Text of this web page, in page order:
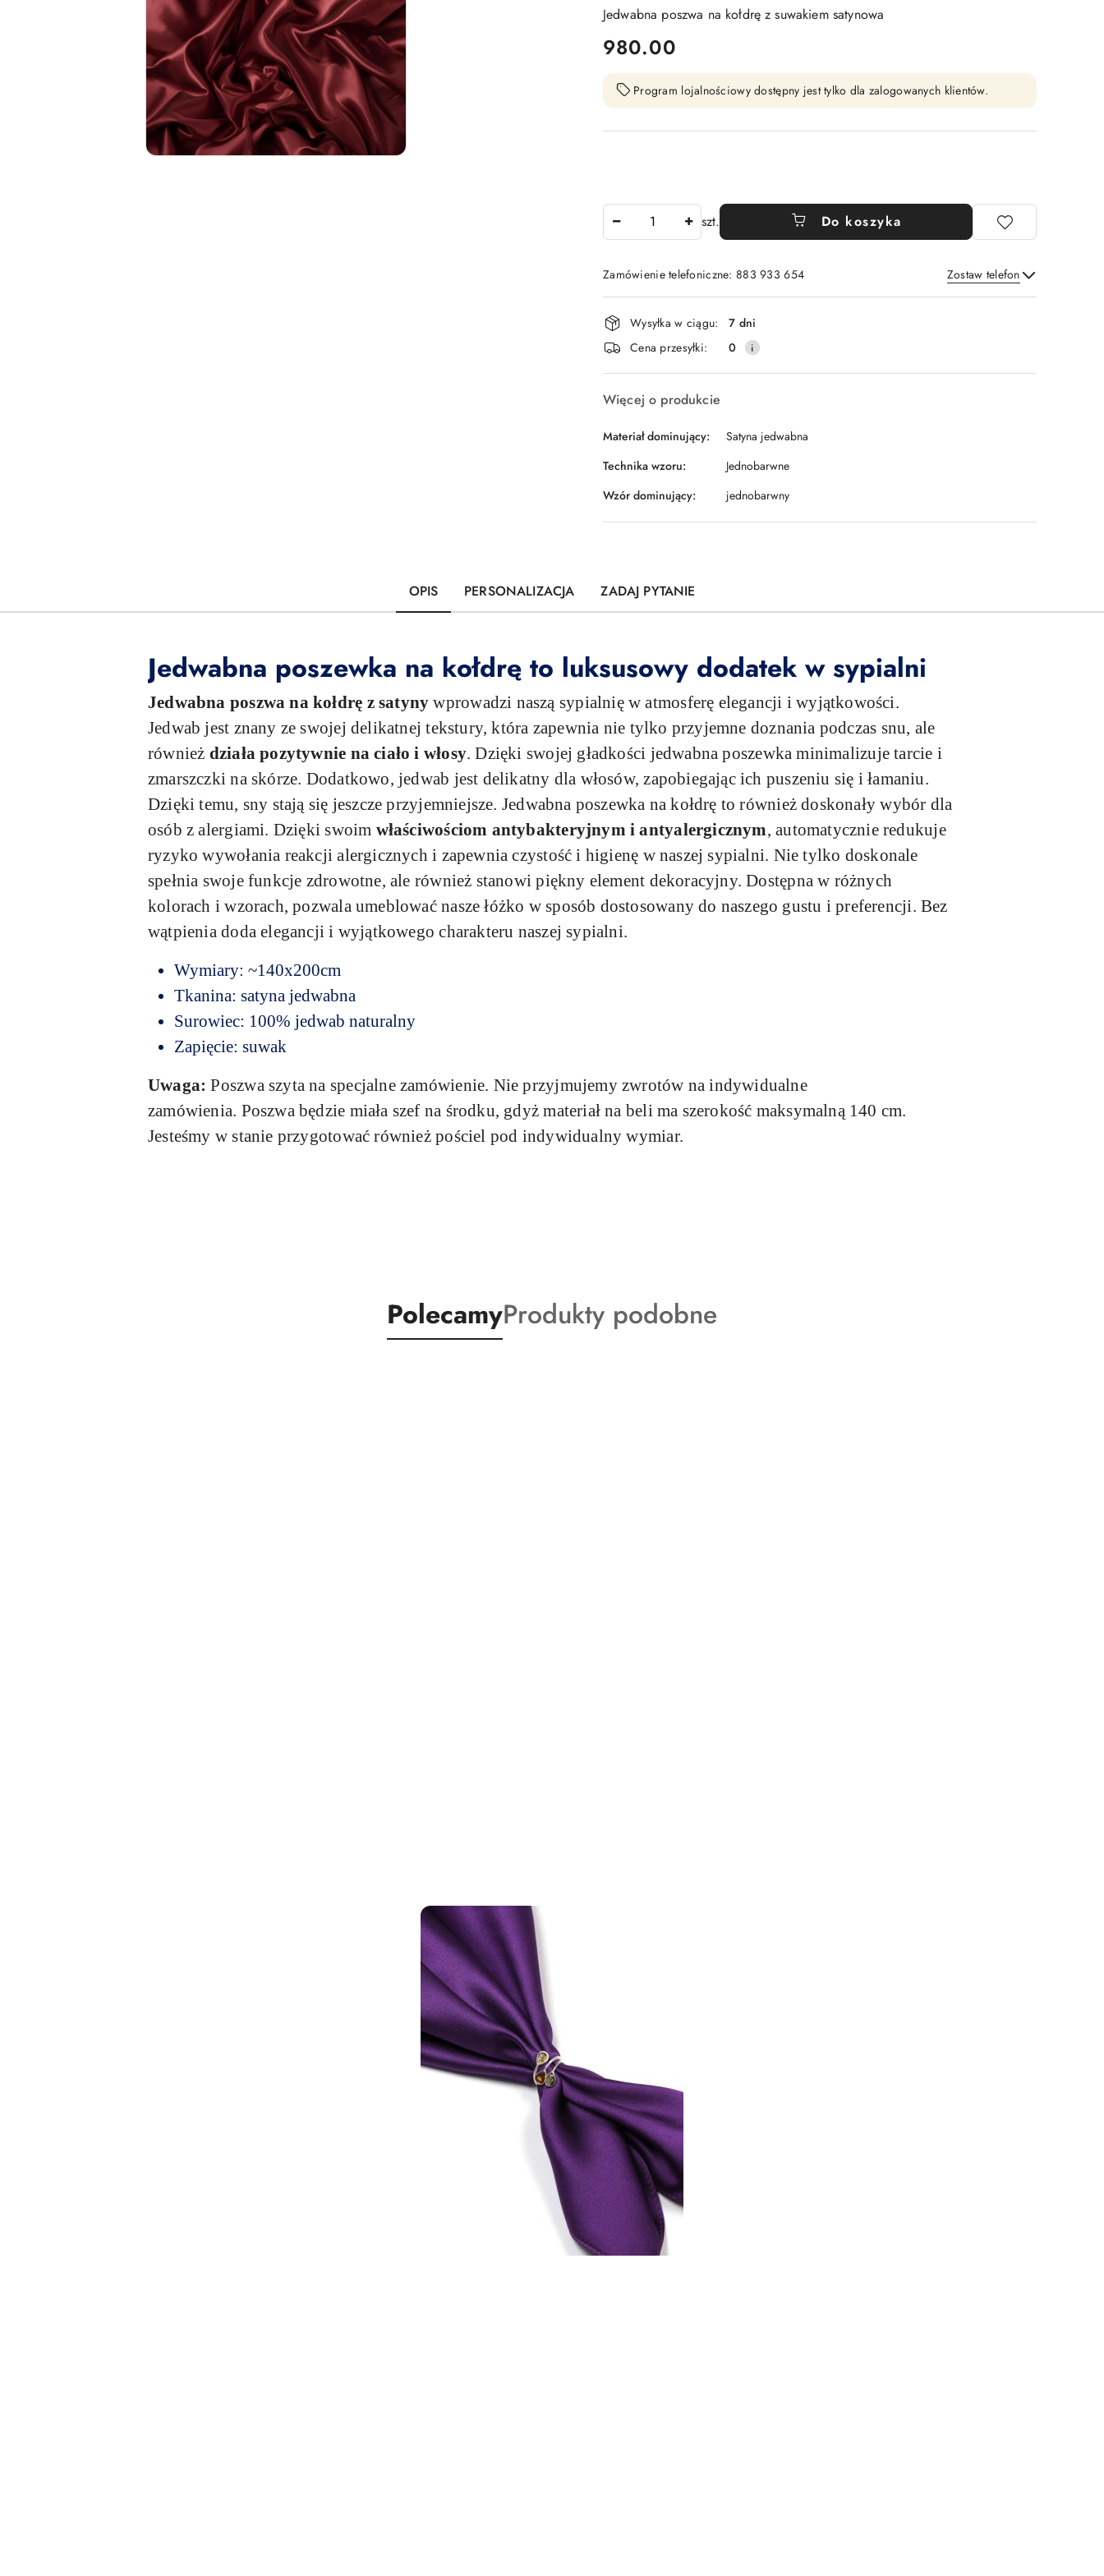
Jedwabna poszwa na kołdrę z suwakiem satynowa
cena:
980.00
Program lojalnościowy dostępny jest tylko dla zalogowanych klientów.
szt. Do koszyka
Zamówienie telefoniczne: 883 933 654 Zostaw telefon
Wyślij
Dostępność
i
dostawa
Wysyłka w ciągu:
7 dni
Cena przesyłki:
0
Więcej o produkcie
Materiał dominujący:
Satyna jedwabna
Technika wzoru:
Jednobarwne
Wzór dominujący:
jednobarwny
OPIS PERSONALIZACJA ZADAJ PYTANIE
Jedwabna poszewka na kołdrę to luksusowy dodatek w sypialni
Jedwabna poszwa na kołdrę z satynywprowadzi naszą sypialnię w atmosferę elegancji i wyjątkowości.
Jedwab jest znany ze swojej delikatnej tekstury, która zapewnia nie tylko przyjemne doznania podczas snu, ale
również działa pozytywnie na ciało i włosy. Dzięki swojej gładkości jedwabna poszewka minimalizuje tarcie i
zmarszczki na skórze. Dodatkowo, jedwab jest delikatny dla włosów, zapobiegając ich puszeniu się i łamaniu.
Dzięki temu, sny stają się jeszcze przyjemniejsze. Jedwabna poszewka na kołdrę to również doskonały wybór dla
osób z alergiami. Dzięki swoim właściwościom antybakteryjnym i antyalergicznym, automatycznie redukuje
ryzyko wywołania reakcji alergicznych i zapewnia czystość i higienę w naszej sypialni. Nie tylko doskonale
spełnia swoje funkcje zdrowotne, ale również stanowi piękny element dekoracyjny. Dostępna w różnych
kolorach i wzorach, pozwala umeblować nasze łóżko w sposób dostosowany do naszego gustu i preferencji. Bez
wątpienia doda elegancji i wyjątkowego charakteru naszej sypialni.
Wymiary: ~140x200cm
Tkanina: satyna jedwabna
Surowiec: 100% jedwab naturalny
Zapięcie: suwak
Uwaga: Poszwa szyta na specjalne zamówienie. Nie przyjmujemy zwrotów na indywidualne
zamówienia. Poszwa będzie miała szef na środku, gdyż materiał na beli ma szerokość maksymalną 140 cm.
Jesteśmy w stanie przygotować również pościel pod indywidualny wymiar.
Produkty
o
PolecamyProdukty
o
Produkty podobne